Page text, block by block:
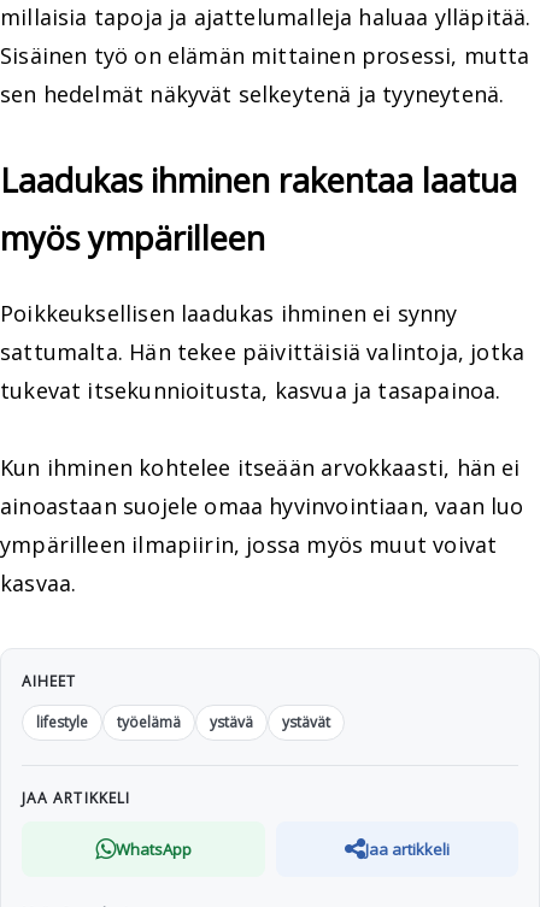
millaisia tapoja ja ajattelumalleja haluaa ylläpitää.
Sisäinen työ on elämän mittainen prosessi, mutta
sen hedelmät näkyvät selkeytenä ja tyyneytenä.
Laadukas ihminen rakentaa laatua
myös ympärilleen
Poikkeuksellisen laadukas ihminen ei synny
sattumalta. Hän tekee päivittäisiä valintoja, jotka
tukevat itsekunnioitusta, kasvua ja tasapainoa.
Kun ihminen kohtelee itseään arvokkaasti, hän ei
ainoastaan suojele omaa hyvinvointiaan, vaan luo
ympärilleen ilmapiirin, jossa myös muut voivat
kasvaa.
AIHEET
lifestyle
työelämä ystävä ystävät
JAA ARTIKKELI
WhatsApp Jaa artikkeli